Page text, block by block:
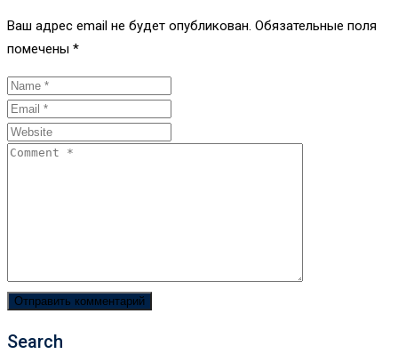
Ваш адрес email не будет опубликован. Обязательные поля
помечены *
Search